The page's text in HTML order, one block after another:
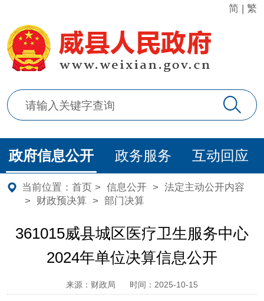
简 |繁
政府信息公开 政务服务 互动回应
当前位置： 首页> 信息公开> 法定主动公开内容
> 财政预决算> 部门决算
361015威县城区医疗卫生服务中心
2024年单位决算信息公开
来源：财政局 时间：2025-10-15